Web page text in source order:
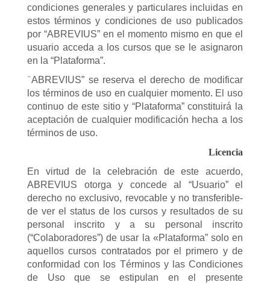
condiciones generales y particulares incluidas en
estos términos y condiciones de uso publicados
por “ABREVIUS” en el momento mismo en que el
usuario acceda a los cursos que se le asignaron
en la “Plataforma”.
“ABREVIUS” se reserva el derecho de modificar
los términos de uso en cualquier momento. El uso
continuo de este sitio y “Plataforma” constituirá la
aceptación de cualquier modificación hecha a los
términos de uso.
Licencia
En virtud de la celebración de este acuerdo,
ABREVIUS otorga y concede al “Usuario” el
derecho no exclusivo, revocable y no transferible-
de ver el status de los cursos y resultados de su
personal inscrito y a su personal inscrito
(“Colaboradores”) de usar la «Plataforma” solo en
aquellos cursos contratados por el primero y de
conformidad con los Términos y las Condiciones
de Uso que se estipulan en el presente